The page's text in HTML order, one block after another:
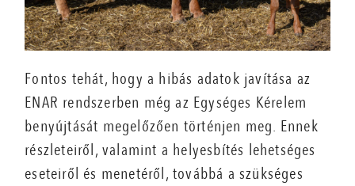
Fontos tehát, hogy a hibás adatok javítása az
ENAR rendszerben még az Egységes Kérelem
benyújtását megelőzően történjen meg. Ennek
részleteiről, valamint a helyesbítés lehetséges
eseteiről és menetéről, továbbá a szükséges